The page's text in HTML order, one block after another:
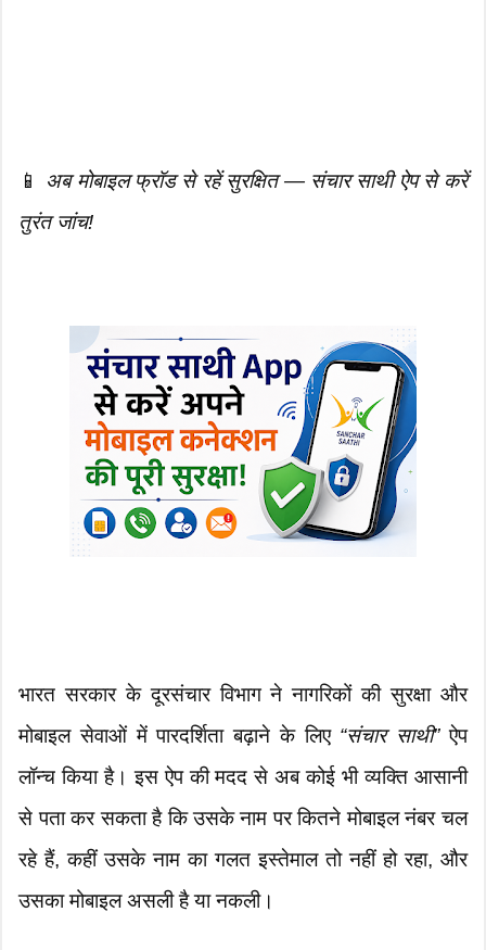
📱 अब मोबाइल फ्रॉड से रहें सुरक्षित — संचार साथी ऐप से करें
तुरंत जांच!
भारत सरकार के दूरसंचार विभाग ने नागरिकों की सुरक्षा और
मोबाइल सेवाओं में पारदर्शिता बढ़ाने के लिए “संचार साथी”ऐप
लॉन्च किया है। इस ऐप की मदद से अब कोई भी व्यक्ति आसानी
से पता कर सकता है कि उसके नाम पर कितने मोबाइल नंबर चल
रहे हैं, कहीं उसके नाम का गलत इस्तेमाल तो नहीं हो रहा, और
उसका मोबाइल असली है या नकली।